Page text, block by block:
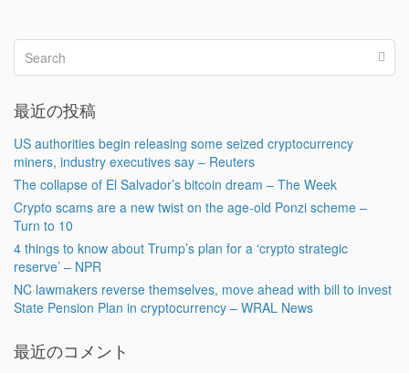
最近の投稿
US authorities begin releasing some seized cryptocurrency
miners, industry executives say – Reuters
The collapse of El Salvador’s bitcoin dream – The Week
Crypto scams are a new twist on the age-old Ponzi scheme –
Turn to 10
4 things to know about Trump’s plan for a ‘crypto strategic
reserve’ – NPR
NC lawmakers reverse themselves, move ahead with bill to invest
State Pension Plan in cryptocurrency – WRAL News
最近のコメント